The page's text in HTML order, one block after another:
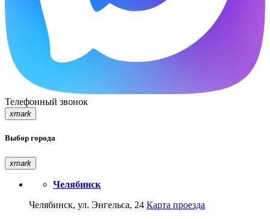
Телефонный звонок
xmark
Выбор города
xmark
Челябинск
Челябинск, ул. Энгельса, 24 Карта проезда